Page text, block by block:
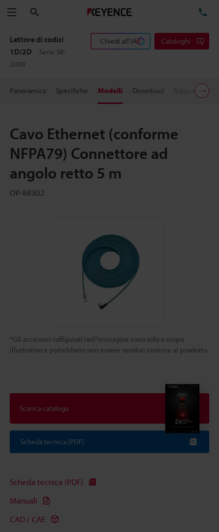
Menu
Lettore di codici
1D/2D
Serie SR-
2000
Chiedi all'IA Cataloghi
Panoramica Specifiche Modelli Download Supporto
Cavo Ethernet (conforme
NFPA79) Connettore ad
angolo retto 5 m
OP-88302
*Gli accessori raffigurati nell'immagine sono solo a scopo
illustrativo e potrebbero non essere venduti insieme al prodotto.
Scarica catalogo
Scheda tecnica (PDF)
Scheda tecnica (PDF)
Manuali
CAD / CAE